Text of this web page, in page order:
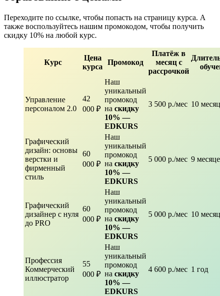
Переходите по ссылке, чтобы попасть на страницу курса. А
также воспользуйтесь нашим промокодом, чтобы получить
скидку 10% на любой курс.
Курс
Цена
курса
Промокод
Платёж в
месяц с
рассрочкой
Управление
персоналом 2.0
42
000 ₽
Наш
уникальный
промокод
на скидку
10% —
EDKURS
3 500 р./мес 10
Графический
дизайн: основы
верстки и
фирменный
стиль
60
000 ₽
Наш
уникальный
промокод
на скидку
10% —
EDKURS
5 000 р./мес 9
Графический
дизайнер с нуля
до PRO
60
000 ₽
Наш
уникальный
промокод
на скидку
10% —
EDKURS
5 000 р./мес 10
Профессия
Коммерческий
иллюстратор
55
000 ₽
Наш
уникальный
промокод
на скидку
10% —
EDKURS
4 600 р./мес 1 год